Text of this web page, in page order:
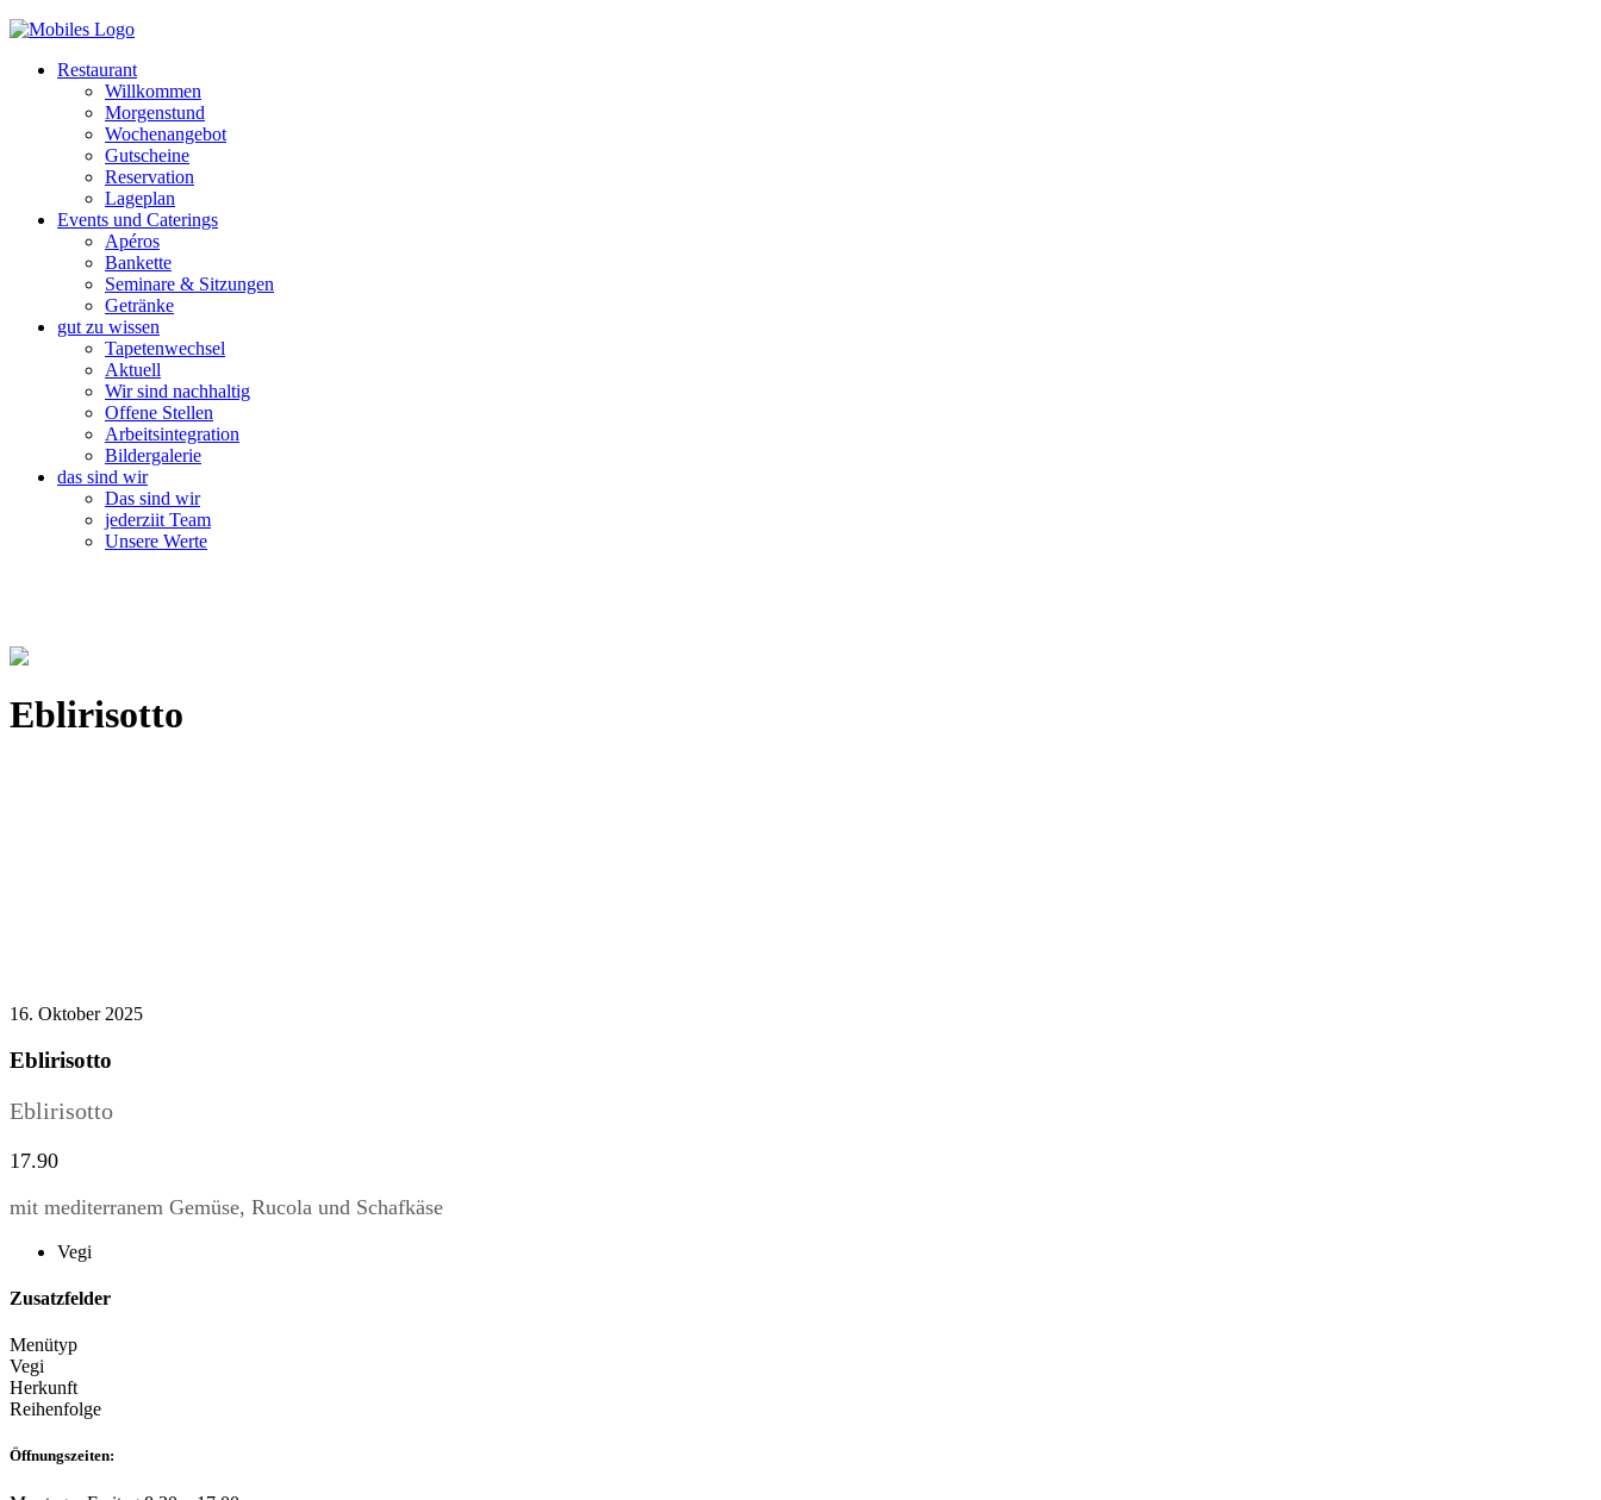
Restaurant
Willkommen
Morgenstund
Wochenangebot
Gutscheine
Reservation
Lageplan
Events und Caterings
Apéros
Bankette
Seminare & Sitzungen
Getränke
gut zu wissen
Tapetenwechsel
Aktuell
Wir sind nachhaltig
Offene Stellen
Arbeitsintegration
Bildergalerie
das sind wir
Das sind wir
jederziit Team
Unsere Werte
Eblirisotto
16. Oktober 2025
Eblirisotto
Eblirisotto
17.90
mit mediterranem Gemüse, Rucola und Schafkäse
Vegi
Zusatzfelder
Menütyp
Vegi
Herkunft
Reihenfolge
Öffnungszeiten: